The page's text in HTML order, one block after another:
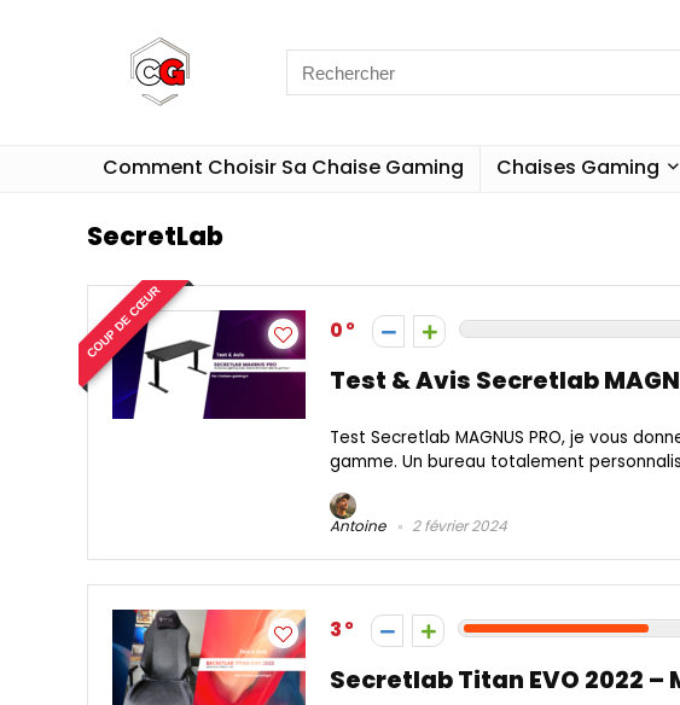
Comment Choisir Sa Chaise Gaming Chaises Gaming
SecretLab
COUP DE CŒUR 0
Test & Avis Secretlab
Test Secretlab MAGNUS PRO, je vous
gamme. Un bureau totalement
Antoine 2 février 2024
3
Secretlab Titan EVO 2022 –